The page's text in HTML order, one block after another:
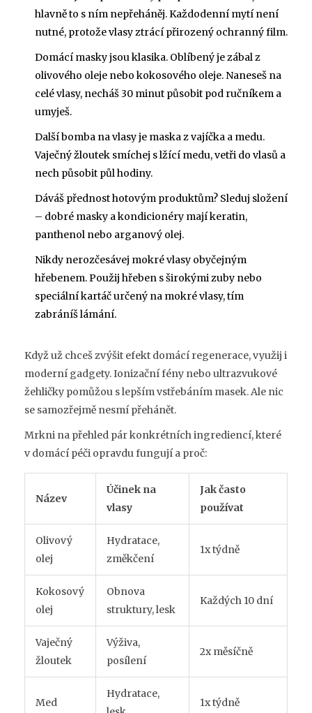
hlavně to s ním nepřeháněj. Každodenní mytí není
nutné, protože vlasy ztrácí přirozený ochranný film.
Domácí masky jsou klasika. Oblíbený je zábal z
olivového oleje nebo kokosového oleje. Naneseš na
celé vlasy, necháš 30 minut působit pod ručníkem a
umyješ.
Další bomba na vlasy je maska z vajíčka a medu.
Vaječný žloutek smíchej s lžící medu, vetři do vlasů a
nech působit půl hodiny.
Dáváš přednost hotovým produktům? Sleduj složení
– dobré masky a kondicionéry mají keratin,
panthenol nebo arganový olej.
Nikdy nerozčesávej mokré vlasy obyčejným
hřebenem. Použij hřeben s širokými zuby nebo
speciální kartáč určený na mokré vlasy, tím
zabráníš lámání.
Když už chceš zvýšit efekt domácí regenerace, využij i
moderní gadgety. Ionizační fény nebo ultrazvukové
žehličky pomůžou s lepším vstřebáním masek. Ale nic
se samozřejmě nesmí přehánět.
Mrkni na přehled pár konkrétních ingrediencí, které
v domácí péči opravdu fungují a proč:
Název
Účinek na
vlasy
Jak často
používat
Olivový
olej
Hydratace,
změkčení
1x týdně
Kokosový
olej
Obnova
struktury, lesk
Každých 10 dní
Vaječný
žloutek
Výživa,
posílení
2x měsíčně
Med
Hydratace,
1x týdně